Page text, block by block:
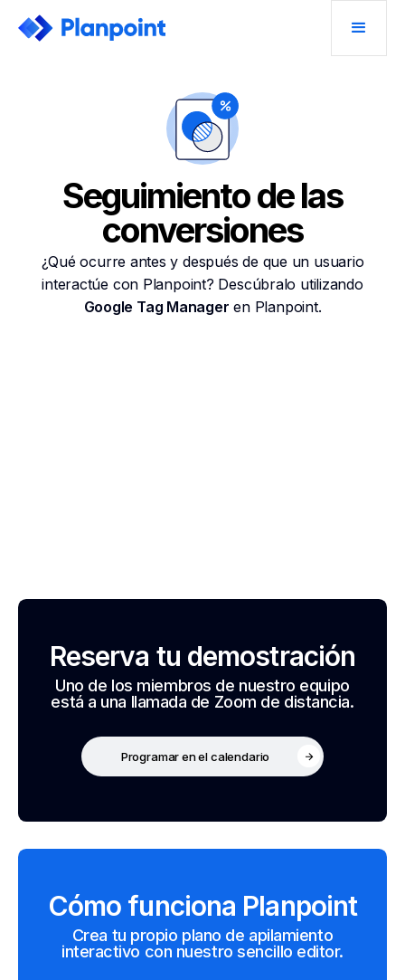
Seguimiento de las
conversiones
¿Qué ocurre antes y después de que un usuario
interactúe con Planpoint? Descúbralo utilizando
Google Tag Manager en Planpoint.
Reserva tu demostración
Uno de los miembros de nuestro equipo
está a una llamada de Zoom de distancia.
Programar en el calendario
Cómo funciona Planpoint
Crea tu propio plano de apilamiento
interactivo con nuestro sencillo editor.